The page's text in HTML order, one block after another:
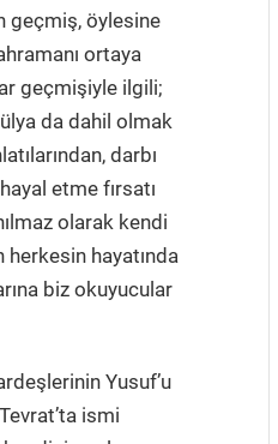
geçmiş, öylesine
ortaya
geçmişiyle ilgili;
da dahil olmak
darbı
etme fırsatı
olarak kendi
herkesin hayatında
biz okuyucular
Yusuf’u
ismi